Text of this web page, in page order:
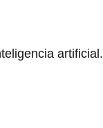
artificial.